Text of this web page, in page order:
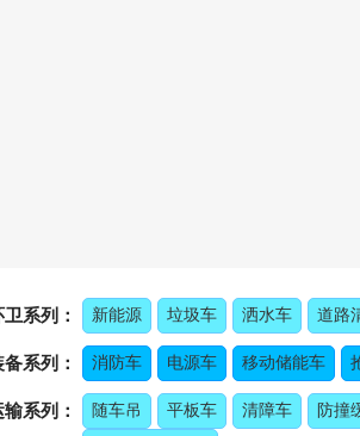
系列： 新能源 垃圾车 洒水车 道路
系列： 消防车 电源车 移动储能车
系列： 随车吊 平板车 清障车
防撞